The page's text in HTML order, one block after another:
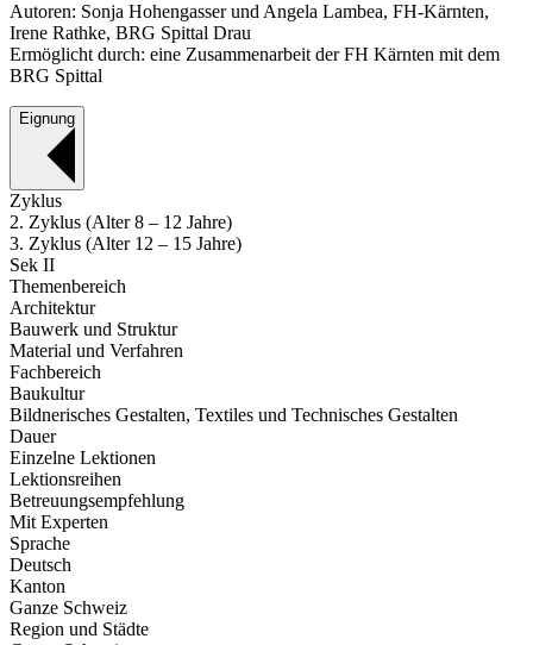
Autoren: Sonja Hohengasser und Angela Lambea, FH-Kärnten,
Irene Rathke, BRG Spittal Drau
Ermöglicht durch: eine Zusammenarbeit der FH Kärnten mit dem
BRG Spittal
Eignung
Zyklus
2. Zyklus (Alter 8 – 12 Jahre)
3. Zyklus (Alter 12 – 15 Jahre)
Sek II
Themenbereich
Architektur
Bauwerk und Struktur
Material und Verfahren
Fachbereich
Baukultur
Bildnerisches Gestalten, Textiles und Technisches Gestalten
Dauer
Einzelne Lektionen
Lektionsreihen
Betreuungsempfehlung
Mit Experten
Sprache
Deutsch
Kanton
Ganze Schweiz
Region und Städte